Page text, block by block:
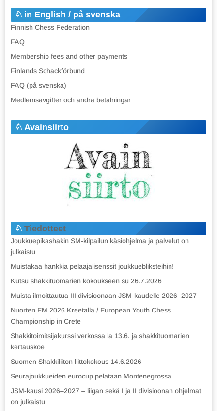
in English / på svenska
Finnish Chess Federation
FAQ
Membership fees and other payments
Finlands Schackförbund
FAQ (på svenska)
Medlemsavgifter och andra betalningar
Avainsiirto
Tiedotteet
Joukkuepikashakin SM-kilpailun käsiohjelma ja palvelut on
julkaistu
Muistakaa hankkia pelaajalisenssit joukkuebliksteihin!
Kutsu shakkituomarien kokoukseen su 26.7.2026
Muista ilmoittautua III divisioonaan JSM-kaudelle 2026–2027
Nuorten EM 2026 Kreetalla / European Youth Chess
Championship in Crete
Shakkitoimitsijakurssi verkossa la 13.6. ja shakkituomarien
kertauskoe
Suomen Shakkiliiton liittokokous 14.6.2026
Seurajoukkueiden eurocup pelataan Montenegrossa
JSM-kausi 2026–2027 – liigan sekä I ja II divisioonan ohjelmat
on julkaistu